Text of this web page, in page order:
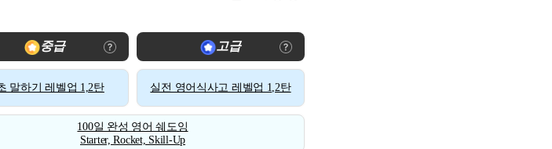
중급 고급
말하기 레벨업 1,2탄 실전 영어식사고 레벨업 1,2탄
100일 완성 영어 쉐도잉
Starter, Rocket, Skill-Up